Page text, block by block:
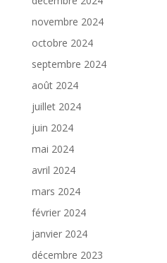
novembre 2024
octobre 2024
septembre 2024
août 2024
juillet 2024
juin 2024
mai 2024
avril 2024
mars 2024
février 2024
janvier 2024
décembre 2023